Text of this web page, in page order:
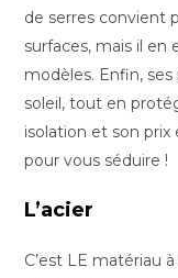
de serres convient
surfaces, mais il
modèles. Enfin,
soleil, tout en
isolation et son
pour vous séduire !
L’acier
C’est LE matériau